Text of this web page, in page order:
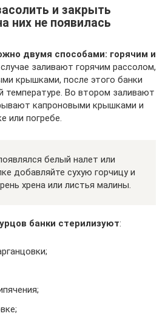
и закрыть
них не появилась
двумя способами: горячим и
заливают горячим рассолом,
крышками, после этого банки
температуре. Во втором заливают
капроновыми крышками и
или погребе.
белый налет или
добавляйте сухую горчицу и
хрена или листья малины.
банки стерилизуют: